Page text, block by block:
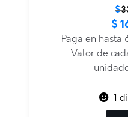
$
original
actual
$
Paga en hasta
Valor de
1